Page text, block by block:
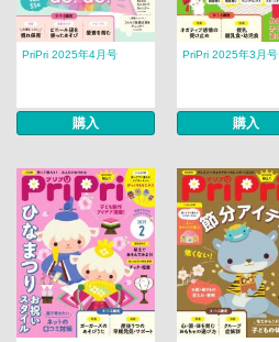
PriPri 2025年4月号
購入
PriPri 2025年3月号
購入